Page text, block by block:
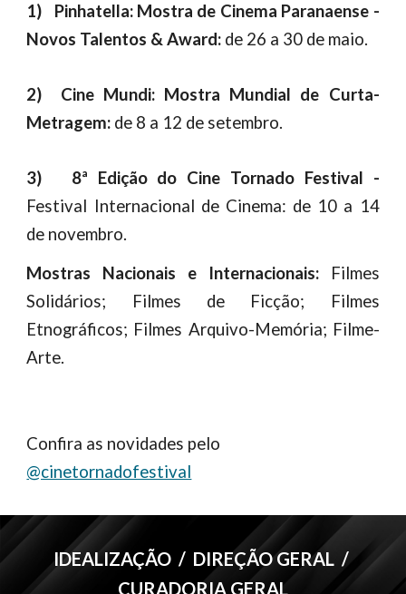
1) Pinhatella: Mostra de Cinema Paranaense -
Novos Talentos & Award: de 26 a 30 de maio.
2) Cine Mundi: Mostra Mundial de Curta-
Metragem: de 8 a 12 de setembro.
3) 8ª Edição do Cine Tornado Festival -
Festival Internacional de Cinema: de 10 a 14
de novembro.
Mostras Nacionais e Internacionais:Filmes
Solidários; Filmes de Ficção; Filmes
Etnográficos; Filmes Arquivo-Memória; Filme-
Arte.
Confira as novidades pelo
@cinetornadofestival
IDEALIZAÇÃO / DIREÇÃO GERAL /
CURADORIA GERAL